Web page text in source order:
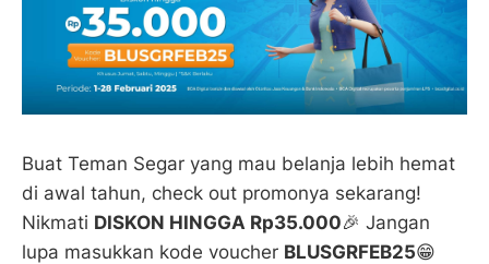
Buat Teman Segar yang mau belanja lebih hemat
di awal tahun, check out promonya sekarang!
Nikmati DISKON HINGGA Rp35.000🎉 Jangan
lupa masukkan kode voucher BLUSGRFEB25😁